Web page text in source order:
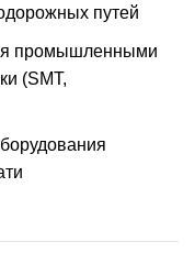
путей
промышленными
(SMT,